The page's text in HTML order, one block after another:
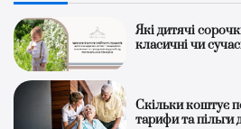
Які дитячі
класичні чи
Скільки коштує
тарифи та пільги